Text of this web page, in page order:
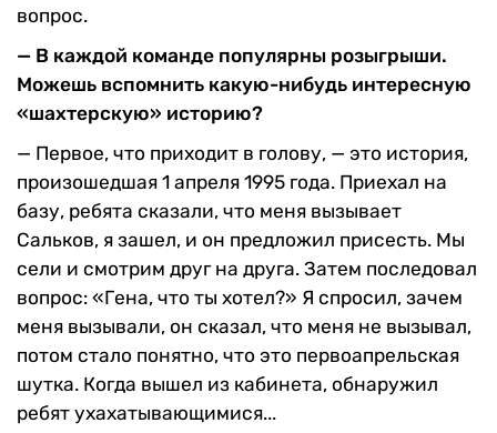
вопрос.
— В каждой команде по­пулярны розыгрыши.
Мо­жешь вспомнить какую-ни­будь интересную
«шахтер­скую» историю?
— Первое, что приходит в голову, — это история,
произо­шедшая 1 апреля 1995 года. Приехал на
базу, ребята сказа­ли, что меня вызывает
Сальков, я зашел, и он предложил при­сесть. Мы
сели и смотрим друг на друга. Затем последовал
во­прос: «Гена, что ты хотел?» Я спросил, зачем
меня вызывали, он сказал, что меня не вызывал,
потом стало понятно, что это первоапрельская
шутка. Когда вышел из кабинета, обнаружил
ребят ухахатывающимися...